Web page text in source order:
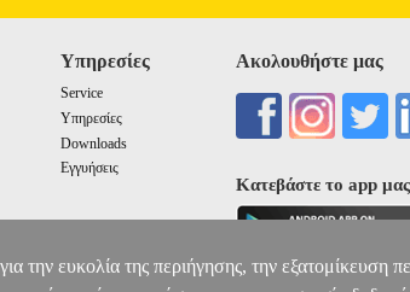
Υπηρεσίες
Service
Υπηρεσίες
Downloads
Εγγυήσεις
Ακολουθήστε μας
Κατεβάστε το app
την ευκολία της περιήγησης, την εξατομίκευση